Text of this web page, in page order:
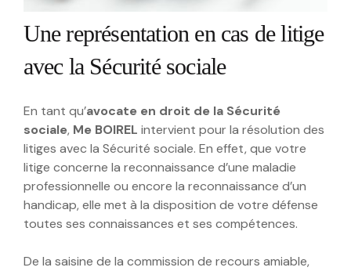
Une représentation en cas de litige
avec la Sécurité sociale
En tant qu’avocate en droit de la Sécurité
sociale, Me BOIREL intervient pour la résolution des
litiges avec la Sécurité sociale. En effet, que votre
litige concerne la reconnaissance d’une maladie
professionnelle ou encore la reconnaissance d’un
handicap, elle met à la disposition de votre défense
toutes ses connaissances et ses compétences.
De la saisine de la commission de recours amiable,